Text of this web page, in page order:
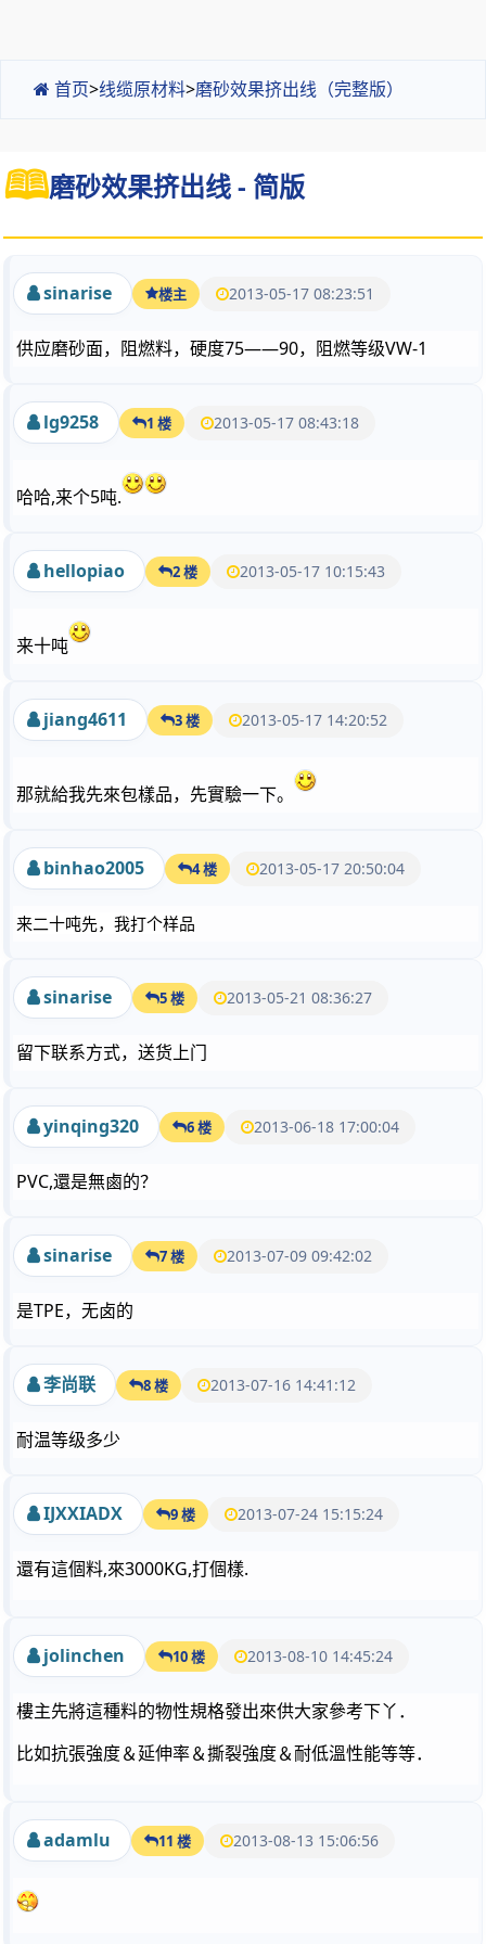
首页>线缆原材料>磨砂效果挤出线（完整版）
磨砂效果挤出线 - 简版
sinarise 楼主 2013-05-17 08:23:51
供应磨砂面，阻燃料，硬度75——90，阻燃等级VW-1
lg9258 1 楼 2013-05-17 08:43:18
哈哈,来个5吨.
hellopiao 2 楼 2013-05-17 10:15:43
来十吨
jiang4611 3 楼 2013-05-17 14:20:52
那就給我先來包樣品，先實驗一下。
binhao2005 4 楼 2013-05-17 20:50:04
来二十吨先，我打个样品
sinarise 5 楼 2013-05-21 08:36:27
留下联系方式，送货上门
yinqing320 6 楼 2013-06-18 17:00:04
PVC,還是無鹵的？
sinarise 7 楼 2013-07-09 09:42:02
是TPE，无卤的
李尚联 8 楼 2013-07-16 14:41:12
耐温等级多少
IJXXIADX 9 楼 2013-07-24 15:15:24
還有這個料,來3000KG,打個樣.
jolinchen 10 楼 2013-08-10 14:45:24
樓主先將這種料的物性規格發出來供大家參考下丫．
比如抗張強度＆延伸率＆撕裂強度＆耐低溫性能等等．
adamlu 11 楼 2013-08-13 15:06:56